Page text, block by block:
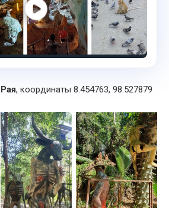
, координаты 8.454763, 98.527879